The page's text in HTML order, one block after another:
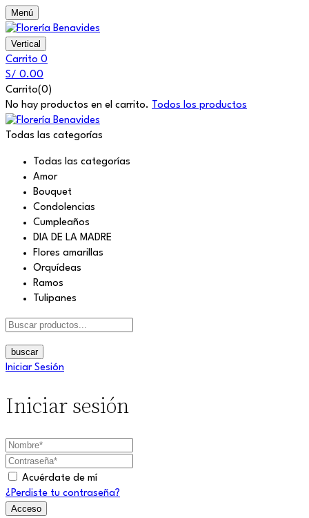
Menú
Vertical
Carrito 0
S/ 0.00
Carrito(0)
No hay productos en el carrito. Todos los productos
Todas las categorías
Todas las categorías
Amor
Bouquet
Condolencias
Cumpleaños
DIA DE LA MADRE
Flores amarillas
Orquídeas
Ramos
Tulipanes
buscar
Iniciar Sesión
Iniciar sesión
Acuérdate de mí
¿Perdiste tu contraseña?